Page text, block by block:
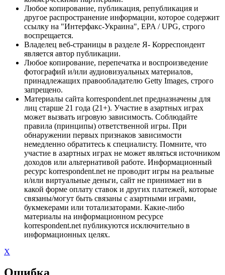
Любое копирование, публикация, републикация и
другое распространение информации, которое содержит
ссылку на "Интерфакс-Украина", EPA / UPG, строго
воспрещается.
Владелец веб-страницы в разделе Я- Корреспондент
является автор публикации.
Любое копирование, перепечатка и воспроизведение
фотографий и/или аудиовизуальных материалов,
принадлежащих правообладателю Getty Images, строго
запрещено.
Материалы сайта korrespondent.net предназначены для
лиц старше 21 года (21+). Участие в азартных играх
может вызвать игровую зависимость. Соблюдайте
правила (принципы) ответственной игры. При
обнаружении первых признаков зависимости
немедленно обратитесь к специалисту. Помните, что
участие в азартных играх не может являться источником
доходов или альтернативой работе. Информационный
ресурс korrespondent.net не проводит игры на реальные
и/или виртуальные деньги, сайт не принимает ни в
какой форме оплату ставок и других платежей, которые
связаны/могут быть связаны с азартными играми,
букмекерами или тотализаторами. Какие-либо
материалы на информационном ресурсе
korrespondent.net публикуются исключительно в
информационных целях.
X